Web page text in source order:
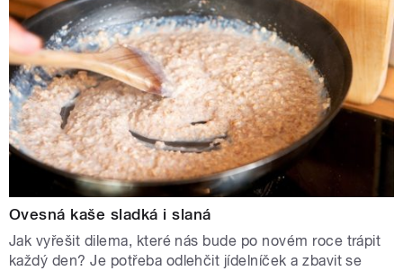
Ovesná kaše sladká i slaná
Jak vyřešit dilema, které nás bude po novém roce trápit
každý den? Je potřeba odlehčit jídelníček a zbavit se